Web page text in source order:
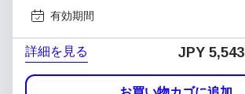
有効期間
詳細を見る JPY 5,543